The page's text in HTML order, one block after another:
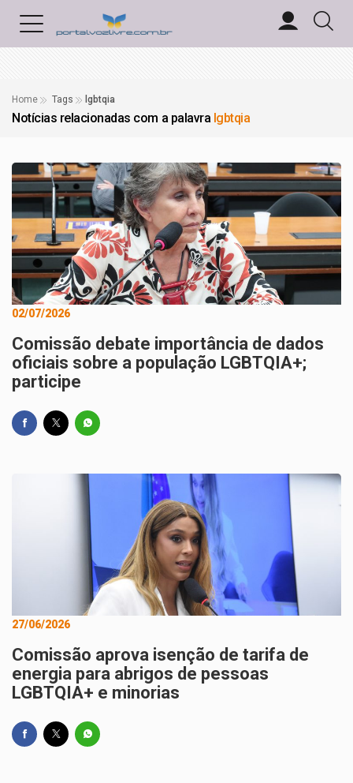
Home Tags lgbtqia
Notícias relacionadas com a palavra lgbtqia
02/07/2026
Comissão debate importância de dados
oficiais sobre a população LGBTQIA+;
participe
27/06/2026
Comissão aprova isenção de tarifa de
energia para abrigos de pessoas
LGBTQIA+ e minorias